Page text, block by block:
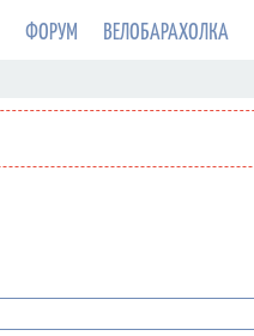
ФОРУМ ВЕЛОБАРАХОЛКА